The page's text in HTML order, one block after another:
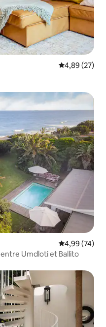
Évaluation
4,89 (27)
appréciés
Évaluation
4,99 (74)
Umdloti et Ballito
appréciés